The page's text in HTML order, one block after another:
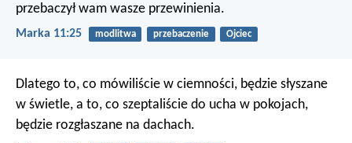
przebaczył wam wasze przewinienia.
Marka 11:25 modlitwa przebaczenie Ojciec
Dlatego to, co mówiliście w ciemności, będzie słyszane
w świetle, a to, co szeptaliście do ucha w pokojach,
będzie rozgłaszane na dachach.